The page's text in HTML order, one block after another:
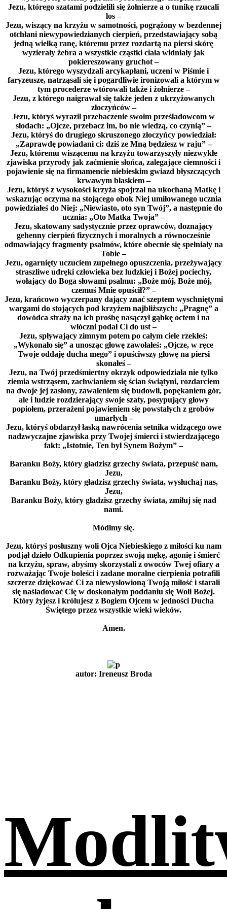
Jezu, którego szatami podzielili się żołnierze a o tunikę rzucali
los –
Jezu, wiszący na krzyżu w samotności, pogrążony w bezdennej
otchłani niewypowiedzianych cierpień, przedstawiający sobą
jedną wielką ranę, któremu przez rozdartą na piersi skórę
wyzierały żebra a wszystkie cząstki ciała widniały jak
pokiereszowany gruchot –
Jezu, którego wyszydzali arcykapłani, uczeni w Piśmie i
faryzeusze, natrząsali się i pogardliwie ironizowali a którym w
tym procederze wtórowali także i żołnierze –
Jezu, z którego naigrawał się także jeden z ukrzyżowanych
złoczyńców –
Jezu, któryś wyraził przebaczenie swoim prześladowcom w
słodach: „Ojcze, przebacz im, bo nie wiedzą, co czynią” –
Jezu, któryś do drugiego skruszonego złoczyńcy powiedział:
„Zaprawdę powiadani ci: dziś ze Mną będziesz w raju” –
Jezu, któremu wiszącemu na krzyżu towarzyszyły niezwykłe
zjawiska przyrody jak zaćmienie słońca, zalegające ciemności i
pojawienie się na firmamencie niebieskim gwiazd błyszczących
krwawym blaskiem –
Jezu, któryś z wysokości krzyża spojrzał na ukochaną Matkę i
wskazując oczyma na stojącego obok Niej umiłowanego ucznia
powiedziałeś do Niej: „Niewiasto, oto syn Twój”, a następnie do
ucznia: „Oto Matka Twoja” –
Jezu, skatowany sadystycznie przez oprawców, doznający
gehenny cierpień fizycznych i moralnych a równocześnie
odmawiający fragmenty psalmów, które obecnie się spełniały na
Tobie –
Jezu, ogarnięty uczuciem zupełnego opuszczenia, przeżywający
straszliwe udręki człowieka bez ludzkiej i Bożej pociechy,
wołający do Boga słowami psalmu: „Boże mój, Boże mój,
czemuś Mnie opuścił?” –
Jezu, krańcowo wyczerpany dający znać szeptem wyschniętymi
wargami do stojących pod krzyżem najbliższych: „Pragnę” a
dowódca straży na ich prośbę nasączył gąbkę octem i na
włóczni podał Ci do ust –
Jezu, spływający zimnym potem po całym ciele rzekłeś:
„Wykonało się” a unosząc głowę zawołałeś: „Ojcze, w ręce
Twoje oddaję ducha mego” i opuściwszy głowę na piersi
skonałeś –
Jezu, na Twój przedśmiertny okrzyk odpowiedziała nie tylko
ziemia wstrząsem, zachwianiem się ścian świątyni, rozdarciem
na dwoje jej zasłony, zawaleniem się budowli, popękaniem gór,
ale i ludzie rozdzierający swoje szaty, posypujący głowy
popiołem, przerażeni pojawieniem się powstałych z grobów
umarłych –
Jezu, któryś obdarzył łaską nawrócenia setnika widzącego owe
nadzwyczajne zjawiska przy Twojej śmierci i stwierdzającego
fakt: „Istotnie, Ten był Synem Bożym” –
Baranku Boży, który gładzisz grzechy świata, przepuść nam,
Jezu,
Baranku Boży, który gładzisz grzechy świata, wysłuchaj nas,
Jezu,
Baranku Boży, który gładzisz grzechy świata, zmiłuj się nad
nami.
Módlmy się.
Jezu, któryś posłuszny woli Ojca Niebieskiego z miłości ku nam
podjął dzieło Odkupienia poprzez swoją mękę, agonię i śmierć
na krzyżu, spraw, abyśmy skorzystali z owoców Twej ofiary a
rozważając Twoje boleści i zadane moralne cierpienia potrafili
szczerze dziękować Ci za niewysłowioną Twoją miłość i starali
się naśladować Cię w doskonałym poddaniu się Woli Bożej.
Który żyjesz i królujesz z Bogiem Ojcem w jedności Ducha
Świętego przez wszystkie wieki wieków.
Amen.
autor: Ireneusz Broda